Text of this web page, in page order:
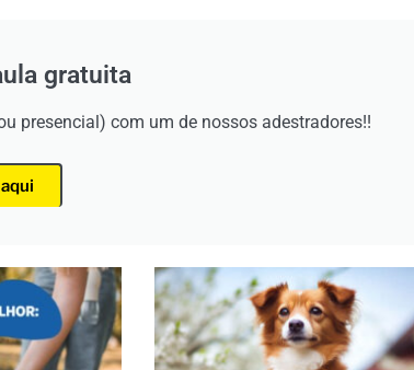
gratuita
presencial) com um de nossos adestradores!!